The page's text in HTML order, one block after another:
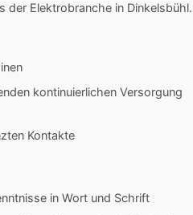
der Elektrobranche in Dinkelsbühl.
kontinuierlichen Versorgung
Kontakte
in Wort und Schrift